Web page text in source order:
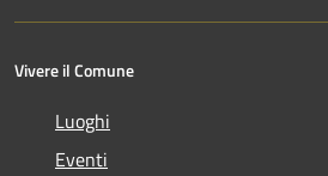
Vivere il Comune
Luoghi
Eventi